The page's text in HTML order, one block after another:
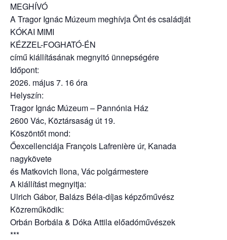
MEGHÍVÓ
A Tragor Ignác Múzeum meghívja Önt és családját
KÓKAI MIMI
KÉZZEL-FOGHATÓ-ÉN
című kiállításának megnyitó ünnepségére
Időpont:
2026. május 7. 16 óra
Helyszín:
Tragor Ignác Múzeum – Pannónia Ház
2600 Vác, Köztársaság út 19.
Köszöntőt mond:
Őexcellenciája François Lafrenière úr, Kanada
nagykövete
és Matkovich Ilona, Vác polgármestere
A kiállítást megnyitja:
Ulrich Gábor, Balázs Béla-díjas képzőművész
Közreműködik:
Orbán Borbála & Dóka Attila előadóművészek
***